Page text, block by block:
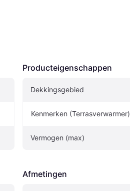
Producteigenschappen
Dekkingsgebied
Kenmerken (Terrasverwarmer)
Vermogen (max)
Afmetingen